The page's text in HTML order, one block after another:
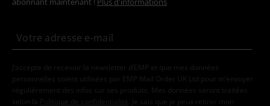
J’accepte de recevoir la newsletter d’EMP et que mes données
personnelles soient utilisées par EMP Mail Order UK Ltd pour m’envoyer
régulièrement des infos sur ses produits. Mes données seront traitées
selon la
Politique de confidentialité . Je sais que je peux retirer mon